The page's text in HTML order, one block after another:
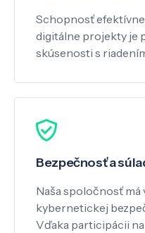
Schopnosť
digitálne projekty je
skúsenosti s
Bezpečnosť a
Naša spoločnosť
kybernetickej
Vďaka participácii